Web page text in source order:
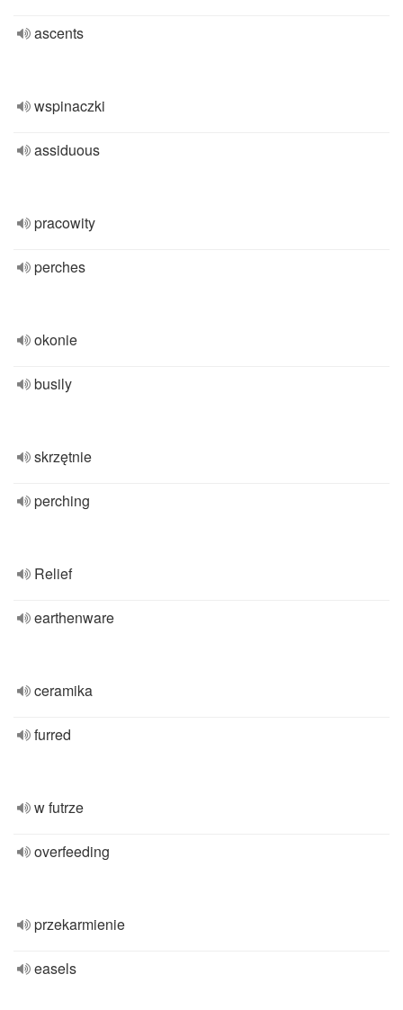
ascents
wspinaczki
assiduous
pracowity
perches
okonie
busily
skrzętnie
perching
Relief
earthenware
ceramika
furred
w futrze
overfeeding
przekarmienie
easels